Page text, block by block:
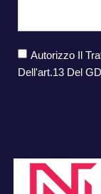
Autorizzo Il
Dell'art.13 Del